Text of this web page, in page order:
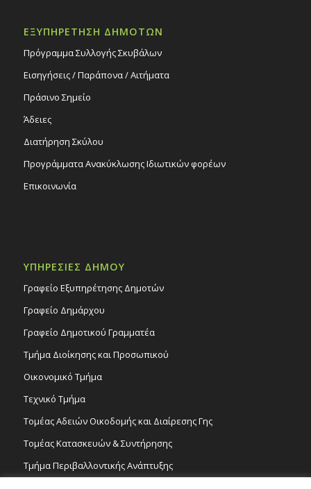
ΕΞΥΠΗΡΕΤΗΣΗ ΔΗΜΟΤΩΝ
Πρόγραμμα Συλλογής Σκυβάλων
Εισηγήσεις / Παράπονα / Αιτήματα
Πράσινο Σημείο
Άδειες
Διατήρηση Σκύλου
Προγράμματα Ανακύκλωσης Ιδιωτικών φορέων
Επικοινωνία
ΥΠΗΡΕΣΙΕΣ ΔΗΜΟΥ
Γραφείο Εξυπηρέτησης Δημοτών
Γραφείο Δημάρχου
Γραφείο Δημοτικού Γραμματέα
Τμήμα Διοίκησης και Προσωπικού
Οικονομικό Τμήμα
Τεχνικό Τμήμα
Τομέας Αδειών Οικοδομής και Διαίρεσης Γης
Τομέας Κατασκευών & Συντήρησης
Τμήμα Περιβαλλοντικής Ανάπτυξης